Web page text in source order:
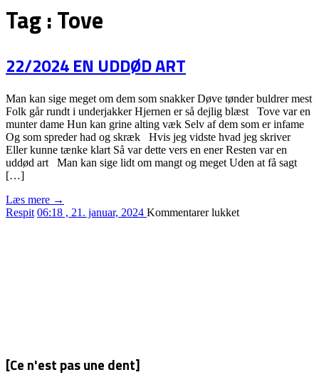
Tag :Tove
22/2024 EN UDDØD ART
Man kan sige meget om dem som snakker Døve tønder buldrer mest
Folk går rundt i underjakker Hjernen er så dejlig blæst Tove var en
munter dame Hun kan grine alting væk Selv af dem som er infame
Og som spreder had og skræk Hvis jeg vidste hvad jeg skriver
Eller kunne tænke klart Så var dette vers en ener Resten var en
uddød art Man kan sige lidt om mangt og meget Uden at få sagt
[…]
Læs mere →
Respit 06:18 , 21. januar, 2024 Kommentarer lukkettil
[Ce n'est pas une dent]